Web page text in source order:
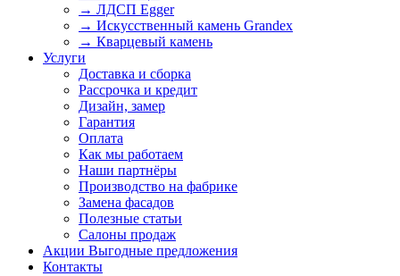
→ ЛДСП Egger
→ Искусственный камень Grandex
→ Кварцевый камень
Услуги
Доставка и сборка
Рассрочка и кредит
Дизайн, замер
Гарантия
Оплата
Как мы работаем
Наши партнёры
Производство на фабрике
Замена фасадов
Полезные статьи
Салоны продаж
Акции Выгодные предложения
Контакты